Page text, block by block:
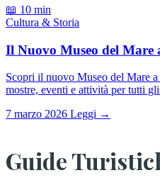
📖 10 min
Cultura & Storia
Il Nuovo Museo del
Scopri il nuovo Museo del Mare
mostre, eventi e attività per tutti
7 marzo 2026 Leggi →
Guide